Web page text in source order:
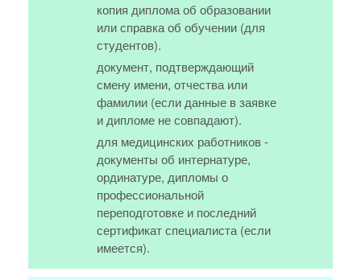
копия диплома об образовании
или справка об обучении (для
студентов).
документ, подтверждающий
смену имени, отчества или
фамилии (если данные в заявке
и дипломе не совпадают).
для медицинских работников -
документы об интернатуре,
ординатуре, дипломы о
профессиональной
переподготовке и последний
сертификат специалиста (если
имеется).